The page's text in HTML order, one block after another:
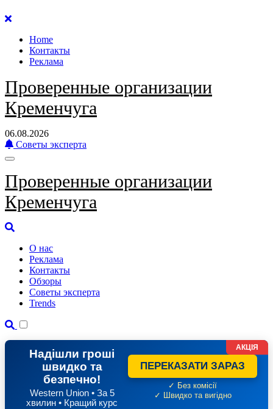
Перейти
содержанию
Home
Контакты
Реклама
Проверенные организации
Кременчуга
06.08.2026
Советы эксперта
Проверенные организации
Кременчуга
О нас
Реклама
Контакты
Обзоры
Советы эксперта
Trends
Надішли гроші
швидко та
безпечно!
Western Union • За 5
хвилин • Кращий курс
ПЕРЕКАЗАТИ ЗАРАЗ
✓ Без комісії
✓ Швидко та вигідно
АКЦІЯ